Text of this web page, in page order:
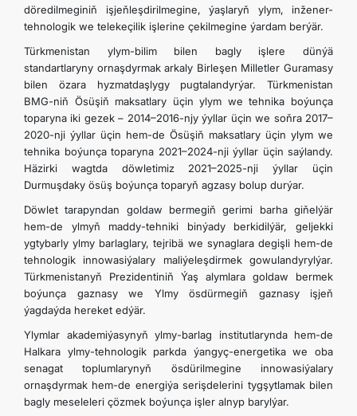
döredilmeginiň işjeňleşdirilmegine, ýaşlaryň ylym, inžener-
tehnologik we telekeçilik işlerine çekilmegine ýardam berýär.
Türkmenistan ylym-bilim bilen bagly işlere dünýä
standartlaryny ornaşdyrmak arkaly Birleşen Milletler Guramasy
bilen özara hyzmatdaşlygy pugtalandyrýar. Türkmenistan
BMG-niň Ösüşiň maksatlary üçin ylym we tehnika boýunça
toparyna iki gezek – 2014–2016-njy ýyllar üçin we soňra 2017–
2020-nji ýyllar üçin hem-de Ösüşiň maksatlary üçin ylym we
tehnika boýunça toparyna 2021–2024-nji ýyllar üçin saýlandy.
Häzirki wagtda döwletimiz 2021–2025-nji ýyllar üçin
Durmuşdaky ösüş boýunça toparyň agzasy bolup durýar.
Döwlet tarapyndan goldaw bermegiň gerimi barha giňelýär
hem-de ylmyň maddy-tehniki binýady berkidilýär, geljekki
ygtybarly ylmy barlaglary, tejribä we synaglara degişli hem-de
tehnologik innowasiýalary maliýeleşdirmek gowulandyrylýar.
Türkmenistanyň Prezidentiniň Ýaş alymlara goldaw bermek
boýunça gaznasy we Ylmy ösdürmegiň gaznasy işjeň
ýagdaýda hereket edýär.
Ylymlar akademiýasynyň ylmy-barlag institutlarynda hem-de
Halkara ylmy-tehnologik parkda ýangyç-energetika we oba
senagat toplumlarynyň ösdürilmegine innowasiýalary
ornaşdyrmak hem-de energiýa serişdelerini tygşytlamak bilen
bagly meseleleri çözmek boýunça işler alnyp barylýar.